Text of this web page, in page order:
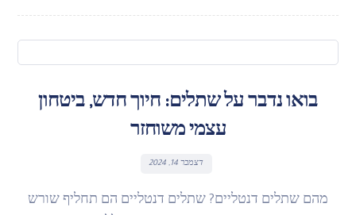
בואו נדבר על שתלים: חיוך חדש, ביטחון
עצמי משוחזר
דצמבר 14, 2024
מהם שתלים דנטליים? שתלים דנטליים הם תחליף שורש